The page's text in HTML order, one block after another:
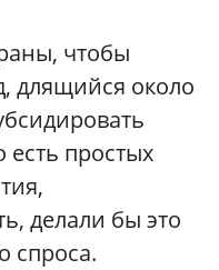
чтобы
длящийся около
простых
делали бы это
спроса.